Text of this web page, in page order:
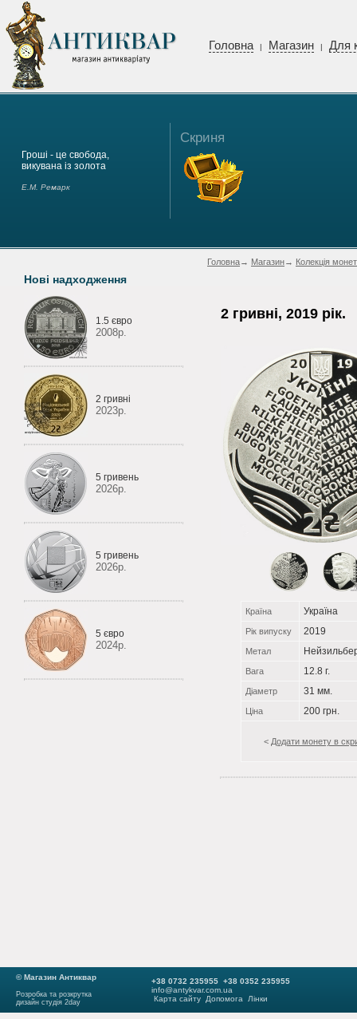
Головна | Магазин | Для
Гроші - це свобода,
викувана із золота
Е.М. Ремарк
Скриня
Нові надходження
1.5 євро
2008р.
2 гривні
2023р.
5 гривень
2026р.
5 гривень
2026р.
5 євро
2024р.
Головна→ Магазин→ Колекція монет
2 гривні, 2019 рік.
Країна Україна
Рік випуску 2019
Метал
Вага 12.8 г.
Діаметр 31 мм.
Ціна 200 грн.
< Додати монету в
© Магазин Антиквар
Розробка та розкрутка
дизайн студія 2day
+38 0732 235955 +38 0352 235955
info@antykvar.com.ua
Карта сайту
Допомога Лінки